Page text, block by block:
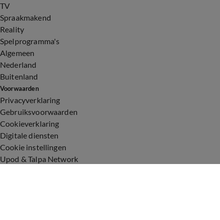
TV
Spraakmakend
Reality
Spelprogramma's
Algemeen
Nederland
Buitenland
Voorwaarden
Privacyverklaring
Gebruiksvoorwaarden
Cookieverklaring
Digitale diensten
Cookie instellingen
Upod & Talpa Network